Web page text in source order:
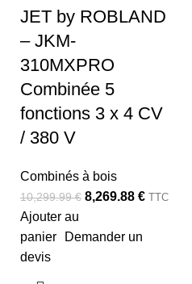
JET by ROBLAND
– JKM-
310MXPRO
Combinée 5
fonctions 3 x 4 CV
/ 380 V
Combinés à bois
10,299.99€ 8,269.88 € TTC
Ajouter au
panier
Demander un
devis